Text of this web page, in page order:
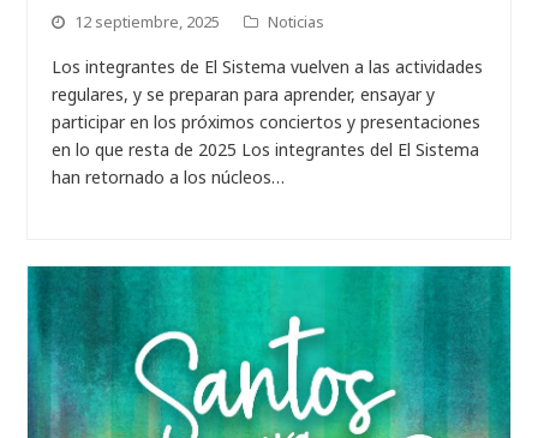
12 septiembre, 2025 Noticias
Los integrantes de El Sistema vuelven a las actividades
regulares, y se preparan para aprender, ensayar y
participar en los próximos conciertos y presentaciones
en lo que resta de 2025 Los integrantes del El Sistema
han retornado a los núcleos…